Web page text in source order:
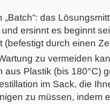
das
ersinnt es beginnt
(befestigt durch einen
zu vermeiden
aus Plastik (bis 180°C)
im Sack, die
zu müssen, indem